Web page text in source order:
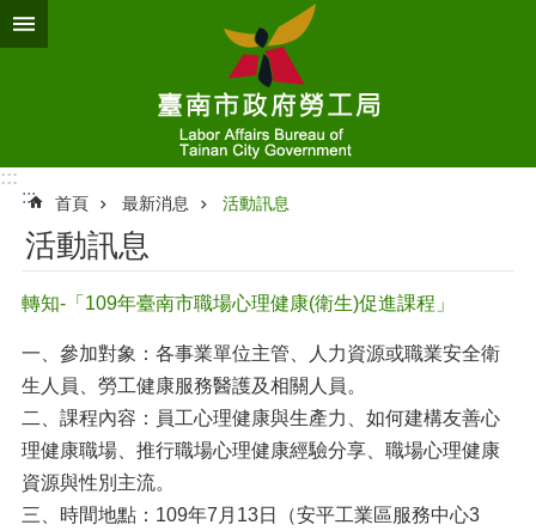
跳到主要內容區塊
:::
:::
首頁 最新消息 活動訊息
活動訊息
轉知-「109年臺南市職場心理健康(衛生)促進課程」
一、參加對象：各事業單位主管、人力資源或職業安全衛
生人員、勞工健康服務醫護及相關人員。
二、課程內容：員工心理健康與生產力、如何建構友善心
理健康職場、推行職場心理健康經驗分享、職場心理健康
資源與性別主流。
三、時間地點：109年7月13日（安平工業區服務中心3